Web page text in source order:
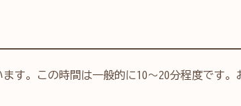
す。この時間は一般的に10～20分程度です。